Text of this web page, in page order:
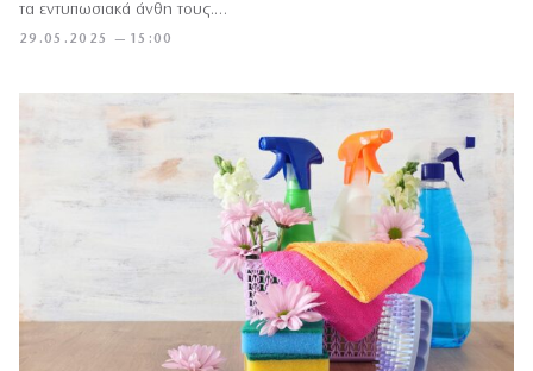
29.05.2025 — 15:00
τα εντυπωσιακά άνθη τους.…